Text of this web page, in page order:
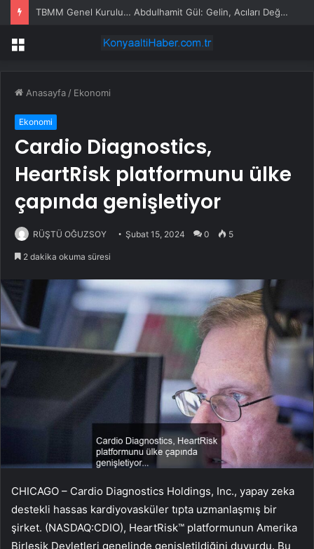
TBMM Genel Kurulu… Abdulhamit Gül: Gelin, Acıları Değil Sevinçleri Artıracak Bir Süreçte Hep Birlikte Taşın Altına Elimizi Koyalım
Menü
Anasayfa / Ekonomi
Ekonomi
Cardio Diagnostics,
HeartRisk platformunu ülke
çapında genişletiyor
RÜŞTÜ OĞUZSOY Şubat 15, 2024 0 5
2 dakika okuma süresi
CHICAGO – Cardio Diagnostics Holdings, Inc., yapay zeka
destekli hassas kardiyovasküler tıpta uzmanlaşmış bir
şirket. (NASDAQ:CDIO), HeartRisk™ platformunun Amerika
Birleşik Devletleri genelinde genişletildiğini duyurdu. Bu